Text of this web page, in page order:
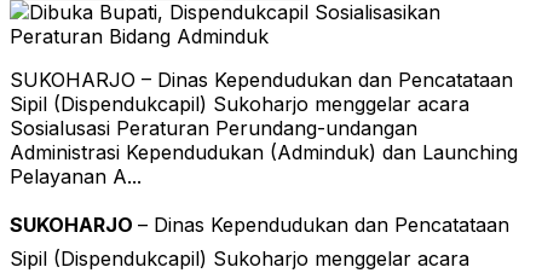
SUKOHARJO – Dinas Kependudukan dan Pencatataan
Sipil (Dispendukcapil) Sukoharjo menggelar acara
Sosialusasi Peraturan Perundang-undangan
Administrasi Kependudukan (Adminduk) dan Launching
Pelayanan A...
SUKOHARJO – Dinas Kependudukan dan Pencatataan
Sipil (Dispendukcapil) Sukoharjo menggelar acara